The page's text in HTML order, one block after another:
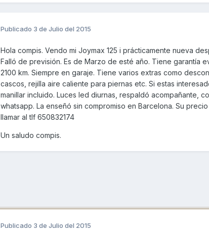
Publicado 3 de Julio del 2015
Hola compis. Vendo mi Joymax 125 i prácticamente nueva
Falló de previsión. Es de Marzo de esté año. Tiene garantía
2100 km. Siempre en garaje. Tiene varios extras como
cascos, rejilla aire caliente para piernas etc. Si estas
manillar incluido. Luces led diurnas, respaldó acompañante,
whatsapp. La enseñó sin compromiso en Barcelona. Su
llamar al tlf 650832174
Un saludo compis.
Publicado 3 de Julio del 2015